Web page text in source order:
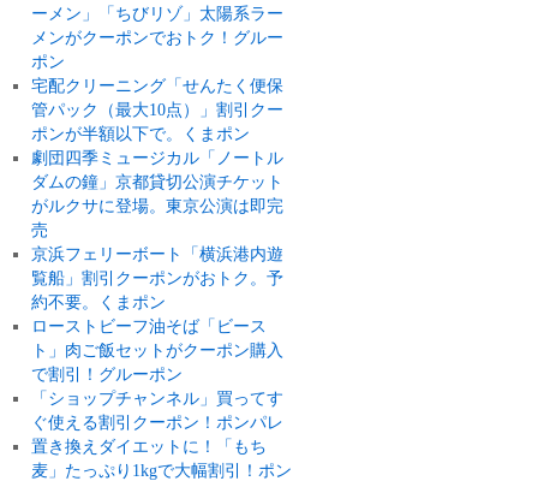
ーメン」「ちびリゾ」太陽系ラー
メンがクーポンでおトク！グルー
ポン
宅配クリーニング「せんたく便保
管パック（最大10点）」割引クー
ポンが半額以下で。くまポン
劇団四季ミュージカル「ノートル
ダムの鐘」京都貸切公演チケット
がルクサに登場。東京公演は即完
売
京浜フェリーボート「横浜港内遊
覧船」割引クーポンがおトク。予
約不要。くまポン
ローストビーフ油そば「ビース
ト」肉ご飯セットがクーポン購入
で割引！グルーポン
「ショップチャンネル」買ってす
ぐ使える割引クーポン！ポンパレ
置き換えダイエットに！「もち
麦」たっぷり1kgで大幅割引！ポン